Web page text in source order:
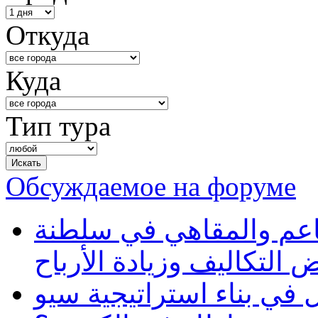
Откуда
Куда
Тип тура
Обсуждаемое на форуме
والمقاهي في سلطنة
وزيادة الأرباح
بناء استراتيجية سيو